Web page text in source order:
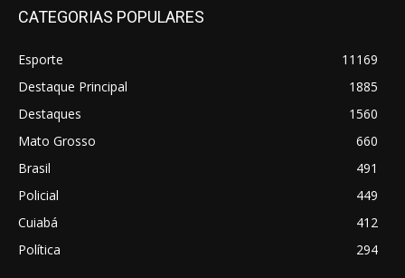
CATEGORIAS POPULARES
Esporte
11169
Destaque Principal
1885
Destaques
1560
Mato Grosso
660
Brasil
491
Policial
449
Cuiabá
412
Política
294